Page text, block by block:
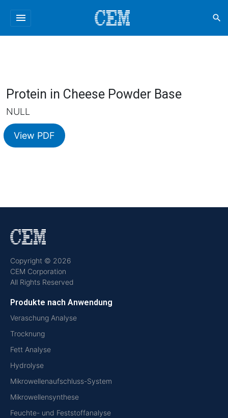
menu search
Protein in Cheese Powder Base
NULL
View PDF
Copyright © 2026
CEM Corporation
All Rights Reserved
Produkte nach Anwendung
Veraschung Analyse
Trocknung
Fett Analyse
Hydrolyse
Mikrowellenaufschluss-System
Mikrowellensynthese
Feuchte- und Feststoffanalyse